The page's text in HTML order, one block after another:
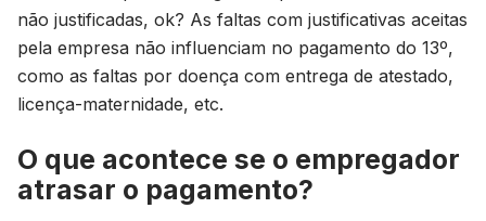
não justificadas, ok? As faltas com justificativas aceitas
pela empresa não influenciam no pagamento do 13º,
como as faltas por doença com entrega de atestado,
licença-maternidade, etc.
O que acontece se o empregador
atrasar o pagamento?